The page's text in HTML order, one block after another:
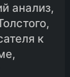
анализ,
к